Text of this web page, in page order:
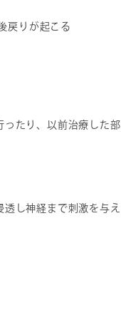
戻りが起こる
ったり、以前治療した部
し神経まで刺激を与え